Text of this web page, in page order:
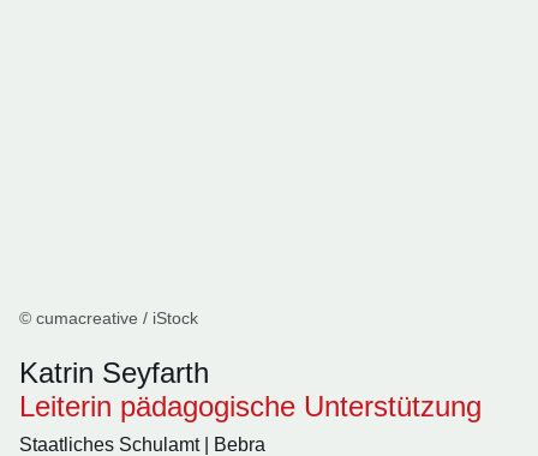
© cumacreative / iStock
Katrin Seyfarth
Leiterin pädagogische Unterstützung
Staatliches Schulamt | Bebra